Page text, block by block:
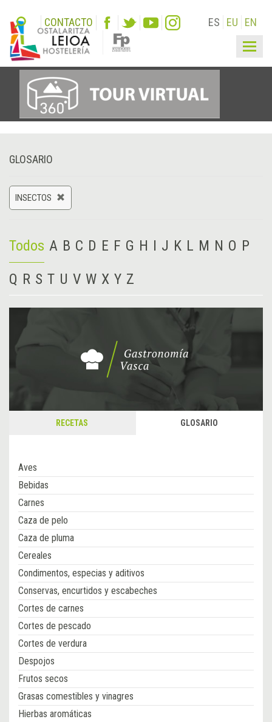
CONTACTO ES EU EN
GLOSARIO
INSECTOS
Todos A B C D E F G H I J K L M N O P
Q R S T U V W X Y Z
RECETAS GLOSARIO
Aves
Bebidas
Carnes
Caza de pelo
Caza de pluma
Cereales
Condimentos, especias y aditivos
Conservas, encurtidos y escabeches
Cortes de carnes
Cortes de pescado
Cortes de verdura
Despojos
Frutos secos
Grasas comestibles y vinagres
Hierbas aromáticas